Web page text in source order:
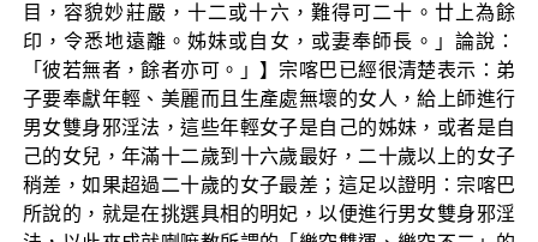
目，容貌妙莊嚴，十二或十六，難得可二十。廿上為餘
印，令悉地遠離。姊妹或自女，或妻奉師長。」論說：
「彼若無者，餘者亦可。」】宗喀巴已經很清楚表示：弟
子要奉獻年輕、美麗而且生產處無壞的女人，給上師進行
男女雙身邪淫法，這些年輕女子是自己的姊妹，或者是自
己的女兒，年滿十二歲到十六歲最好，二十歲以上的女子
稍差，如果超過二十歲的女子最差；這足以證明：宗喀巴
所說的，就是在挑選具相的明妃，以便進行男女雙身邪淫